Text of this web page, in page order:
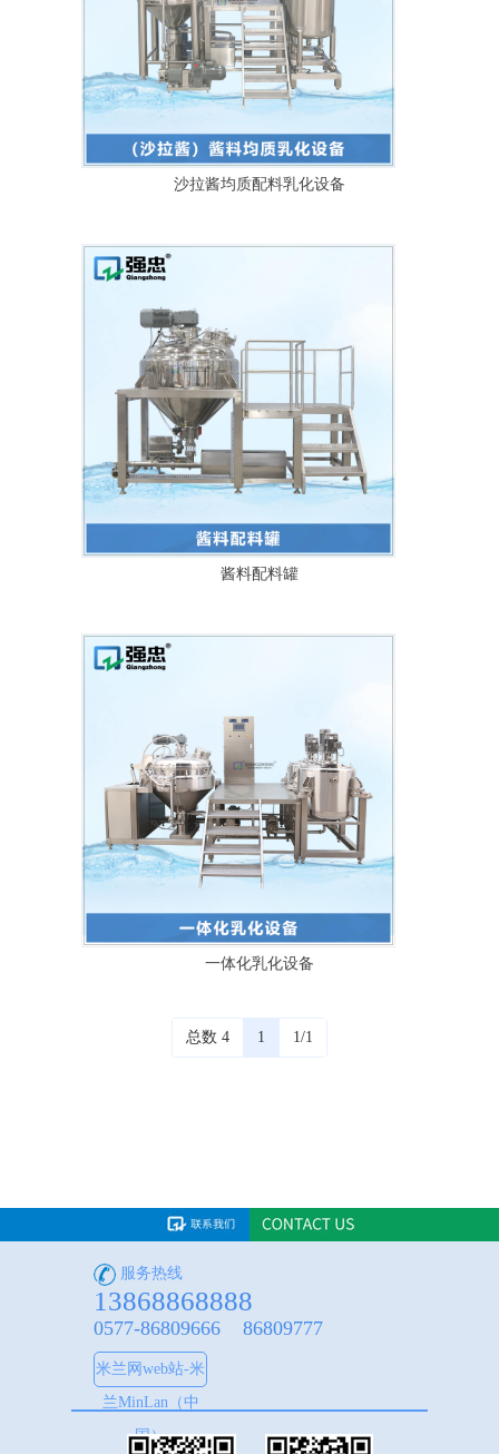
沙拉酱均质配料乳化设备
酱料配料罐
一体化乳化设备
总数 4 1 1/1
服务热线
13868868888
0577-86809666 86809777
米兰网web站-米
兰MinLan（中
国）